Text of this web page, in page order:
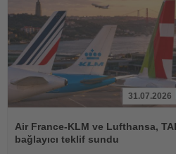
Oku
31.07.2026
Air France-KLM ve Lufthansa,
bağlayıcı teklif sundu